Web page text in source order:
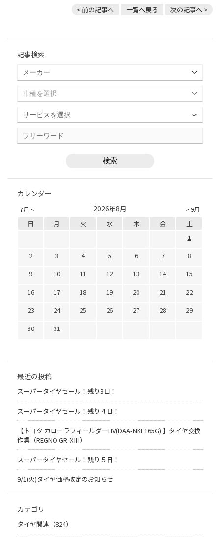
< 前の記事へ 一覧へ戻る 次の記事へ >
記事検索
カレンダー
7月 < > 9月
2026年8月
日 月 火 水 木 金
土
1
2
3 4 5 6 7
8
9
10 11 12 13 14
15
16
17 18 19 20 21
22
23
24 25 26 27 28
29
30
31
最近の投稿
スーパータイヤセール！残り3日！
スーパータイヤセール！残り４日！
【トヨタ カローラフィールダーHV(DAA-NKE165G) 】タイヤ交換
作業（REGNO GR-XⅢ）
スーパータイヤセール！残り５日！
9/1(火)タイヤ価格改定のお知らせ
カテゴリ
タイヤ関連（824）